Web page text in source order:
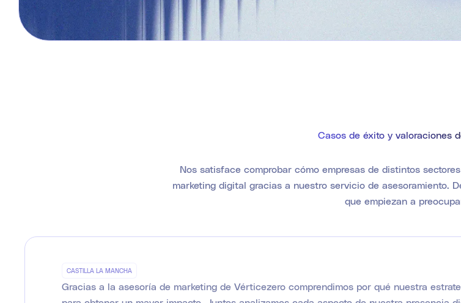
Casos de éxito y valoraciones
Nos satisface comprobar cómo empresas de distintos
marketing digital gracias a nuestro servicio de asesoramiento.
que empiezan a
CASTILLA LA MANCHA
Gracias a la asesoría de marketing de Vérticezero comprendimos por qué nuestra